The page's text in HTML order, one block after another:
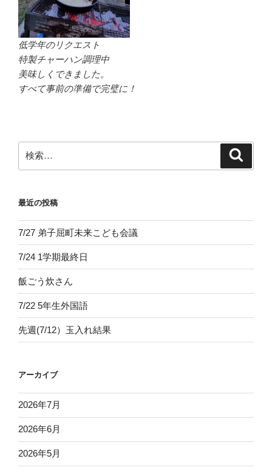
低学年のリクエスト
特製チャーハン調理中
美味しくできました。
すべて事前の準備で完璧に！
索:
最近の投稿
7/27 弟子屈町未来こども会議
7/24 1学期最終日
飯ごう炊さん
7/22 5年生外国語
先週(7/12）玉入れ結果
アーカイブ
2026年7月
2026年6月
2026年5月